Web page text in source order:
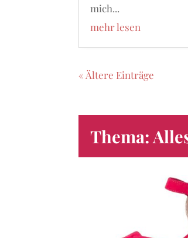
mich...
mehr lesen
« Ältere Einträge
Thema: